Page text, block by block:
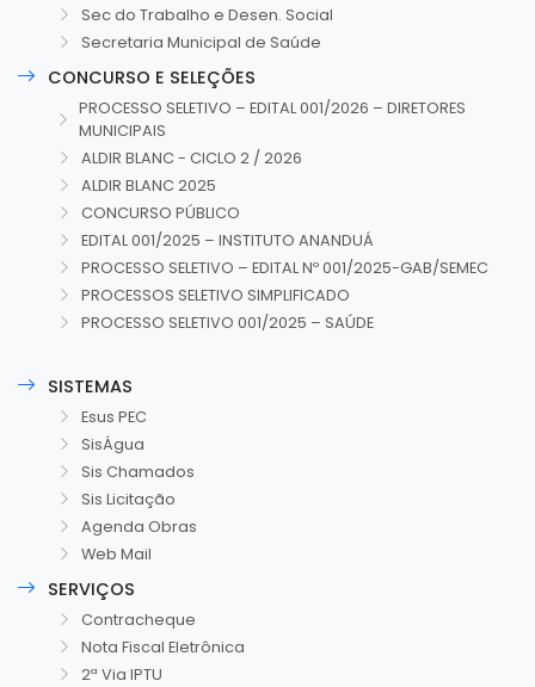
Sec do Trabalho e Desen. Social
Secretaria Municipal de Saúde
CONCURSO E SELEÇÕES
PROCESSO SELETIVO – EDITAL 001/2026 – DIRETORES
MUNICIPAIS
ALDIR BLANC - CICLO 2 / 2026
ALDIR BLANC 2025
CONCURSO PÚBLICO
EDITAL 001/2025 – INSTITUTO ANANDUÁ
PROCESSO SELETIVO – EDITAL Nº 001/2025-GAB/SEMEC
PROCESSOS SELETIVO SIMPLIFICADO
PROCESSO SELETIVO 001/2025 – SAÚDE
SISTEMAS
Esus PEC
SisÁgua
Sis Chamados
Sis Licitação
Agenda Obras
Web Mail
SERVIÇOS
Contracheque
Nota Fiscal Eletrônica
2ª Via IPTU